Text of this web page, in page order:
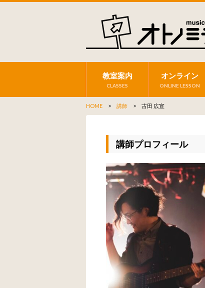
教室案内
CLASSES
オンライン
ONLINE LESSON
HOME > 講師 > 古田 広宣
講師プロフィール